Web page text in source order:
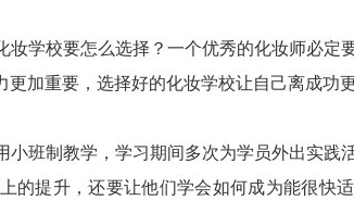
学校要怎么选择？一个优秀的化妆师必定
加重要，选择好的化妆学校让自己离成功更
班制教学，学习期间多次为学员外出实践
的提升，还要让他们学会如何成为能很快